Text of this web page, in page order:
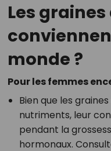
Les graines
monde ?
Pour les femmes
Bien que les
nutriments, leur
pendant la
hormonaux.